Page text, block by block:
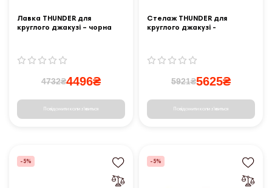
Лавка THUNDER для
круглого джакузі – чорна
4732₴4496₴
Повідомити коли з'явиться
Стелаж THUNDER для
круглого джакузі -
5921₴5625₴
Повідомити коли з'явиться
-5% -5%